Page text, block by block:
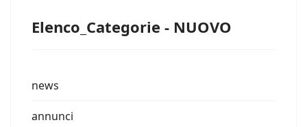
Elenco_Categorie - NUOVO
news
annunci